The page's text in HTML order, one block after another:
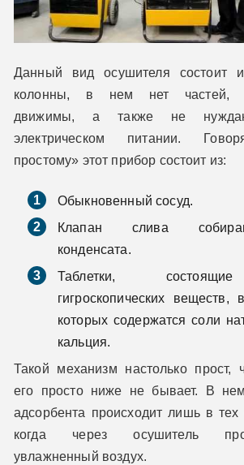
Данный вид осушителя состоит
колонны, в нем нет частей,
движимы, а также не
электрическом питании.
простому» этот прибор состоит из:
Обыкновенный сосуд.
Клапан слива
конденсата.
Таблетки,
гигроскопических веществ,
которых содержатся соли
кальция.
Такой механизм настолько прост,
его просто ниже не бывает. В
адсорбента происходит лишь в тех
когда через осушитель
увлажненный воздух.